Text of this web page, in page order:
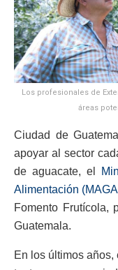
Los profesionales de
áreas
Ciudad de
apoyar al sector
de aguacate, el
Alimentación
Fomento Frutícola,
Guatemala.
En los últimos